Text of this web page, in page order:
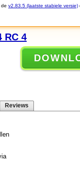
v2.83.5 (laatste stabiele versie)
RC 4
Reviews